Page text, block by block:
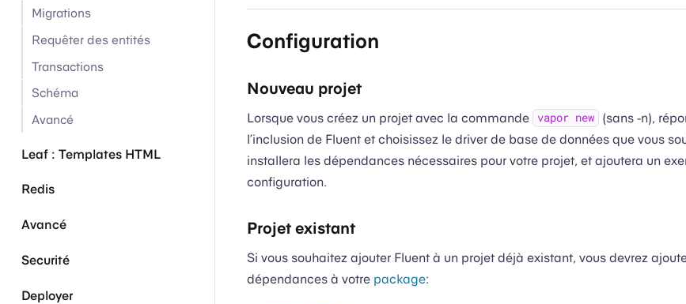
Migrations
Requêter des entités
Transactions
Schéma
Avancé
Leaf : Templates HTML
Redis
Avancé
Securité
Deployer
Configuration
Nouveau projet
Lorsque vous créez un projet avec la commande vapor new
(sans -n),
l’inclusion de Fluent et choisissez le driver de base de données que vous
installera les dépendances nécessaires pour votre projet, et ajoutera un
configuration.
Projet existant
Si vous souhaitez ajouter Fluent à un projet déjà existant, vous devrez
dépendances à votre package: